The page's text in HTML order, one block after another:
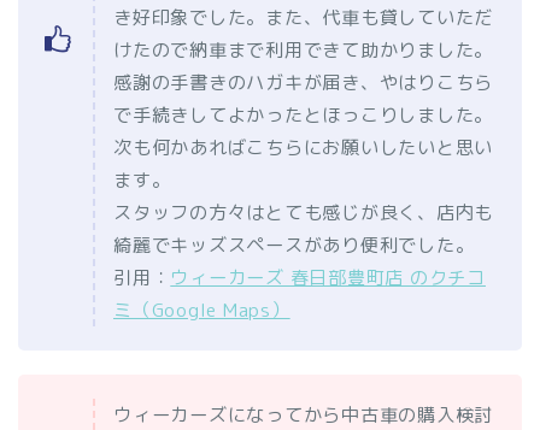
き好印象でした。また、代車も貸していただ
けたので納車まで利用できて助かりました。
感謝の手書きのハガキが届き、やはりこちら
で手続きしてよかったとほっこりしました。
次も何かあればこちらにお願いしたいと思い
ます。
スタッフの方々はとても感じが良く、店内も
綺麗でキッズスペースがあり便利でした。
引用： ウィーカーズ 春日部豊町店 のクチコ
ミ（Google Maps）
ウィーカーズになってから中古車の購入検討